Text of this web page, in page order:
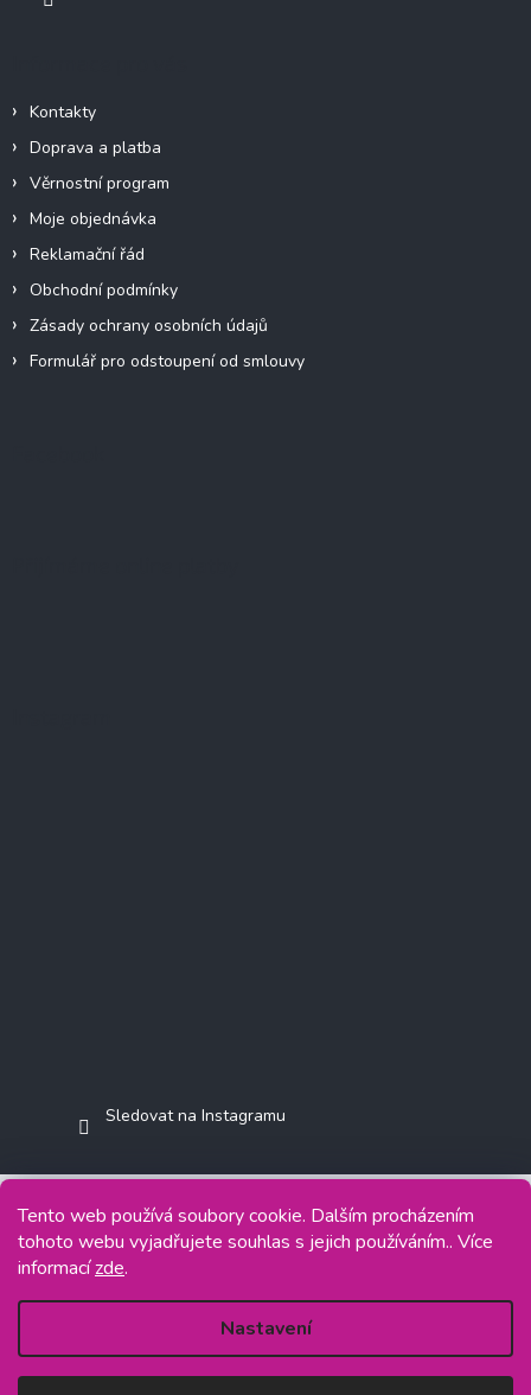
Tento web používá soubory cookie. Dalším procházením
tohoto webu vyjadřujete souhlas s jejich používáním.. Více
informacízde.
Nastavení
Kontakty
Doprava a platba
Věrnostní program
Moje objednávka
Reklamační řád
Obchodní podmínky
Zásady ochrany osobních údajů
Formulář pro odstoupení od smlouvy
Sledovat na Instagramu
Copyright 2026Jasminkashop.cz. Všechna práva vyhrazena.
Vytvořil Shoptet